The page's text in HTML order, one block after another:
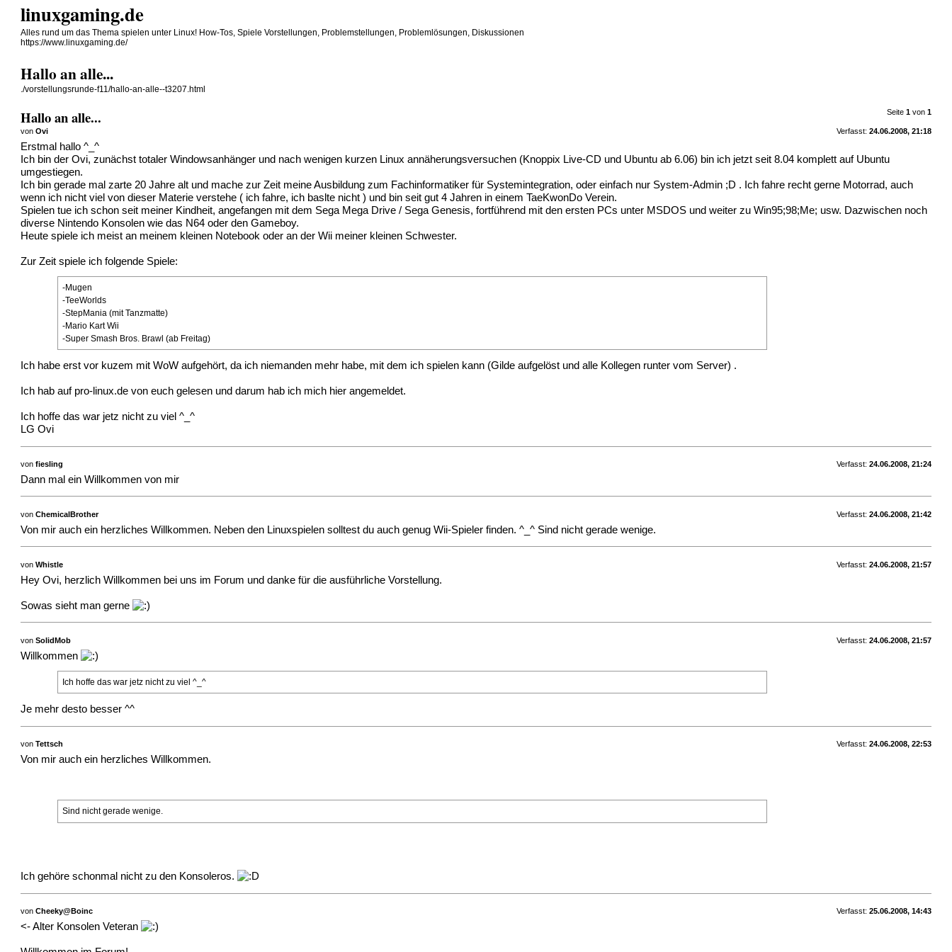
linuxgaming.de
Alles rund um das Thema spielen unter Linux! How-Tos, Spiele Vorstellungen, Problemstellungen, Problemlösungen, Diskussionen
https://www.linuxgaming.de/
Hallo an alle...
./vorstellungsrunde-f11/hallo-an-alle--t3207.html
Seite 1von 1
Hallo an alle...
Verfasst: 24.06.2008, 21:18
vonOvi
Erstmal hallo ^_^
Ich bin der Ovi, zunächst totaler Windowsanhänger und nach wenigen kurzen Linux annäherungsversuchen (Knoppix Live-CD und Ubuntu ab 6.06) bin ich jetzt seit 8.04 komplett auf Ubuntu
umgestiegen.
Ich bin gerade mal zarte 20 Jahre alt und mache zur Zeit meine Ausbildung zum Fachinformatiker für Systemintegration, oder einfach nur System-Admin ;D . Ich fahre recht gerne Motorrad, auch
wenn ich nicht viel von dieser Materie verstehe ( ich fahre, ich baslte nicht ) und bin seit gut 4 Jahren in einem TaeKwonDo Verein.
Spielen tue ich schon seit meiner Kindheit, angefangen mit dem Sega Mega Drive / Sega Genesis, fortführend mit den ersten PCs unter MSDOS und weiter zu Win95;98;Me; usw. Dazwischen noch
diverse Nintendo Konsolen wie das N64 oder den Gameboy.
Heute spiele ich meist an meinem kleinen Notebook oder an der Wii meiner kleinen Schwester.
Zur Zeit spiele ich folgende Spiele:
-Mugen
-TeeWorlds
-StepMania (mit Tanzmatte)
-Mario Kart Wii
-Super Smash Bros. Brawl (ab Freitag)
Ich habe erst vor kuzem mit WoW aufgehört, da ich niemanden mehr habe, mit dem ich spielen kann (Gilde aufgelöst und alle Kollegen runter vom Server) .
Ich hab auf pro-linux.de von euch gelesen und darum hab ich mich hier angemeldet.
Ich hoffe das war jetz nicht zu viel ^_^
LG Ovi
Verfasst: 24.06.2008, 21:24
vonfiesling
Dann mal ein Willkommen von mir
Verfasst: 24.06.2008, 21:42
vonChemicalBrother
Von mir auch ein herzliches Willkommen. Neben den Linuxspielen solltest du auch genug Wii-Spieler finden. ^_^ Sind nicht gerade wenige.
Verfasst: 24.06.2008, 21:57
vonWhistle
Hey Ovi, herzlich Willkommen bei uns im Forum und danke für die ausführliche Vorstellung.
Sowas sieht man gerne
Verfasst: 24.06.2008, 21:57
vonSolidMob
Willkommen
Ich hoffe das war jetz nicht zu viel ^_^
Je mehr desto besser ^^
Verfasst: 24.06.2008, 22:53
vonTettsch
Von mir auch ein herzliches Willkommen.
Sind nicht gerade wenige.
Ich gehöre schonmal nicht zu den Konsoleros.
Verfasst: 25.06.2008, 14:43
vonCheeky@Boinc
<- Alter Konsolen Veteran